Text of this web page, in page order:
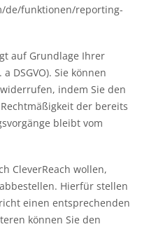
de/funktionen/reporting-
auf Grundlage Ihrer
DSGVO). Sie können
indem Sie den
der bereits
bleibt vom
CleverReach wollen,
Hierfür stellen
einen entsprechenden
können Sie den